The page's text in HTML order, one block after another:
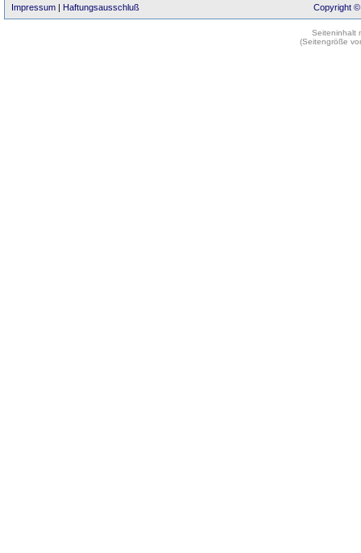
Impressum | Haftungsausschluß Copyright ©
Seiteninhalt
(Seitengröße